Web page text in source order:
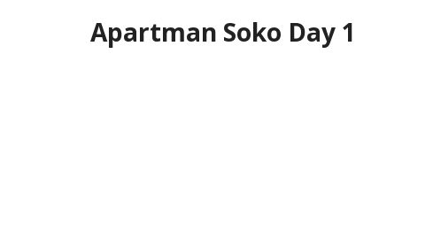
Apartman Soko Day 1